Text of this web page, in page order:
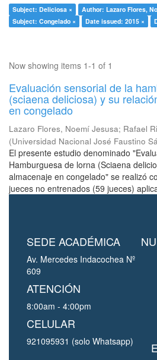
Subject: Deliciosa ×
Author: Lazaro Flores,
Subject: Congelado ×
Date issued: 2015 ×
Now showing items 1-1 of 1
Evaluación sensorial de la
(sciaena deliciosa) y su
en congelado
Lazaro Flores, Noemí Jesusa; Rafael
(Universidad Nacional José Faustino
El presente estudio denominado
Hamburguesa de lorna (Sciaena
almacenaje en congelado" se realizó
jueces no entrenados (59 jueces)
SEDE ACADÉMICA
Av. Mercedes Indacochea Nº
609
ATENCIÓN
8:00am - 4:00pm
CELULAR
921095931 (solo Whatsapp)